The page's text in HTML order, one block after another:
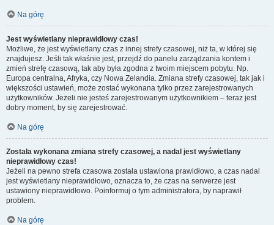
Na górę
Jest wyświetlany nieprawidłowy czas!
Możliwe, że jest wyświetlany czas z innej strefy czasowej, niż ta, w której się
znajdujesz. Jeśli tak właśnie jest, przejdź do panelu zarządzania kontem i
zmień strefę czasową, tak aby była zgodna z twoim miejscem pobytu. Np.
Europa centralna, Afryka, czy Nowa Zelandia. Zmiana strefy czasowej, tak jak i
większości ustawień, może zostać wykonana tylko przez zarejestrowanych
użytkowników. Jeżeli nie jesteś zarejestrowanym użytkownikiem – teraz jest
dobry moment, by się zarejestrować.
Na górę
Została wykonana zmiana strefy czasowej, a nadal jest wyświetlany
nieprawidłowy czas!
Jeżeli na pewno strefa czasowa została ustawiona prawidłowo, a czas nadal
jest wyświetlany nieprawidłowo, oznacza to, że czas na serwerze jest
ustawiony nieprawidłowo. Poinformuj o tym administratora, by naprawił
problem.
Na górę